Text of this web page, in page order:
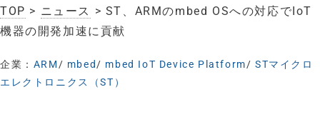
TOP > ニュース > ST、ARMのmbed OSへの対応でIoT
機器の開発加速に貢献
企業： ARM/ mbed/ mbed IoT Device Platform/STマイクロ
エレクトロニクス（ST）